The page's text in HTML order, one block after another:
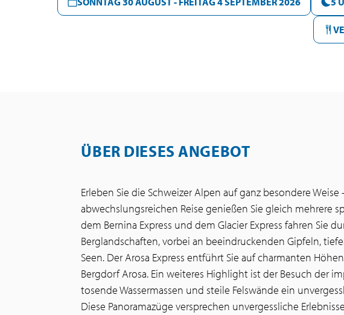
ÜBER DIESES ANGEBOT
Erleben Sie die Schweizer Alpen auf ganz besondere Weise
abwechslungsreichen Reise genießen Sie gleich mehrere
dem Bernina Express und dem Glacier Express fahren Sie
Berglandschaften, vorbei an beeindruckenden Gipfeln,
Seen. Der Arosa Express entführt Sie auf charmanten
Bergdorf Arosa. Ein weiteres Highlight ist der Besuch der
tosende Wassermassen und steile Felswände ein
Diese Panoramazüge versprechen unvergessliche